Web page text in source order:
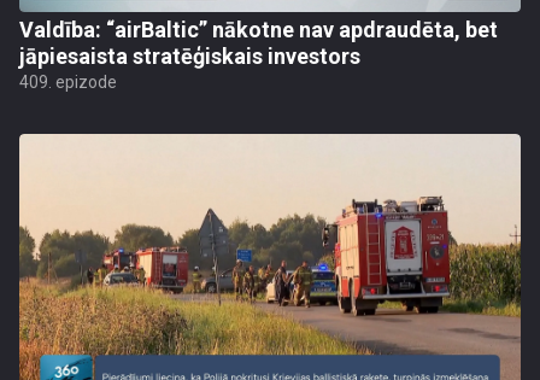
Valdība: “airBaltic” nākotne nav apdraudēta, bet
jāpiesaista stratēģiskais investors
409. epizode